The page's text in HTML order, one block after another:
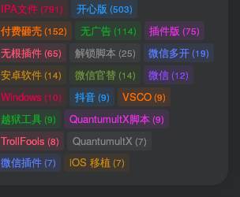
IPA文件(791) 开心版 (503)
付费砸壳(152) 无广告(114) 插件版 (75)
无根插件(65) 解锁脚本 (25) 微信多开(19)
安卓软件(14) 微信官替(14) 微信(12)
Windows (10) 抖音(9) VSCO(9)
越狱工具(9) QuantumultX脚本(9)
TrollFools (8) QuantumultX (7)
微信插件(7) iOS 移植 (7)